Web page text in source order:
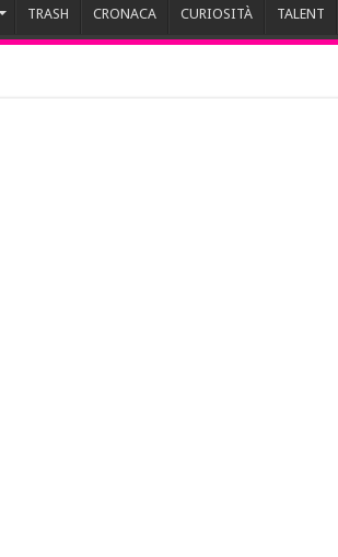
TRASH CRONACA CURIOSITÀ TALENT